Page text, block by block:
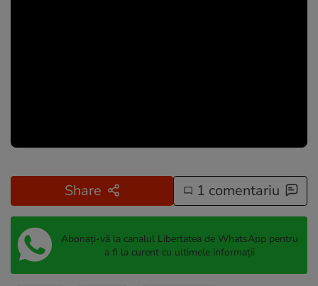
Share 1 comentariu
Abonați-vă la canalul Libertatea de WhatsApp pentru
a fi la curent cu ultimele informații